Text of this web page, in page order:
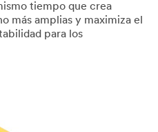
tiempo que crea
más amplias y maximiza el
para los